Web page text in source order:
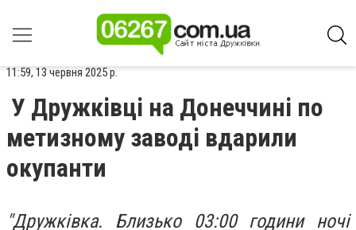
11:59, 13 червня 2025 р.
У Дружківці на Донеччині по
метизному заводі вдарили
окупанти
"Дружківка. Близько 03:00 години ночі